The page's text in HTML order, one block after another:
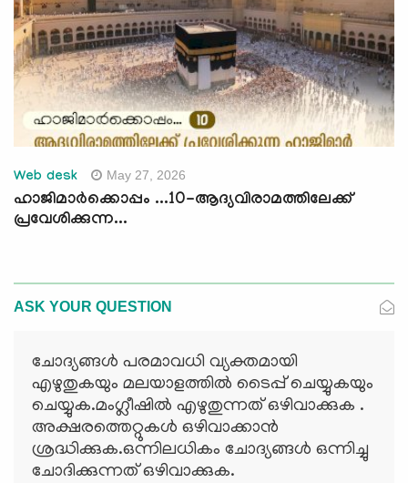
Web desk May 27, 2026
ഹാജിമാര്‍ക്കൊപ്പം ...10-ആദ്യവിരാമത്തിലേക്ക്
പ്രവേശിക്കുന്ന...
ASK YOUR QUESTION
ചോദ്യങ്ങള്‍ പരമാവധി വ്യക്തമായി
എഴുതുകയും മലയാളത്തില്‍ ടൈപ്പ് ചെയ്യുകയും
ചെയ്യുക.മംഗ്ലീഷില്‍ എഴുതുന്നത് ഒഴിവാക്കുക .
അക്ഷരത്തെറ്റുകള്‍ ഒഴിവാക്കാന്‍
ശ്രദ്ധിക്കുക.ഒന്നിലധികം ചോദ്യങ്ങള്‍ ഒന്നിച്ചു
ചോദിക്കുന്നത് ഒഴിവാക്കുക.